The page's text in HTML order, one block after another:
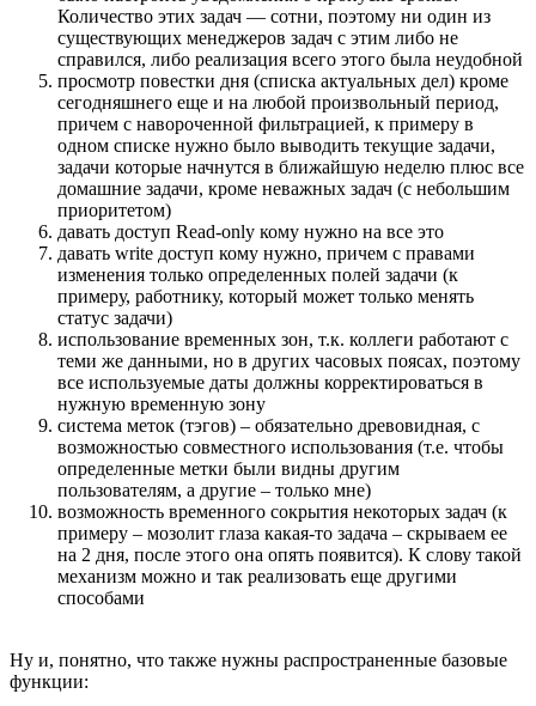
Количество этих задач — сотни, поэтому ни один из
существующих менеджеров задач с этим либо не
справился, либо реализация всего этого была неудобной
просмотр повестки дня (списка актуальных дел) кроме
сегодняшнего еще и на любой произвольный период,
причем с навороченной фильтрацией, к примеру в
одном списке нужно было выводить текущие задачи,
задачи которые начнутся в ближайшую неделю плюс все
домашние задачи, кроме неважных задач (с небольшим
приоритетом)
давать доступ Read-only кому нужно на все это
давать write доступ кому нужно, причем с правами
изменения только определенных полей задачи (к
примеру, работнику, который может только менять
статус задачи)
использование временных зон, т.к. коллеги работают с
теми же данными, но в других часовых поясах, поэтому
все используемые даты должны корректироваться в
нужную временную зону
система меток (тэгов) – обязательно древовидная, с
возможностью совместного использования (т.е. чтобы
определенные метки были видны другим
пользователям, а другие – только мне)
возможность временного сокрытия некоторых задач (к
примеру – мозолит глаза какая-то задача – скрываем ее
на 2 дня, после этого она опять появится). К слову такой
механизм можно и так реализовать еще другими
способами
Ну и, понятно, что также нужны распространенные базовые
функции: